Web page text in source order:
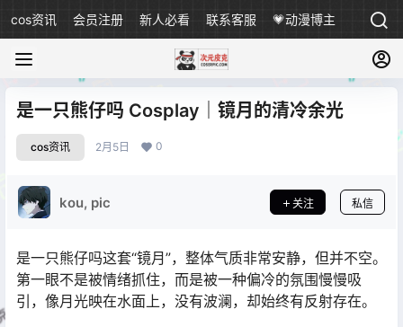
cos资讯 会员注册 新人必看 联系客服 💗动漫博主
是一只熊仔吗 Cosplay｜镜月的清冷余光
cos资讯 2月5日 0
kou, pic 关注 私信
是一只熊仔吗这套“镜月”，整体气质非常安静，但并不空。
第一眼不是被情绪抓住，而是被一种偏冷的氛围慢慢吸
引，像月光映在水面上，没有波澜，却始终有反射存在。